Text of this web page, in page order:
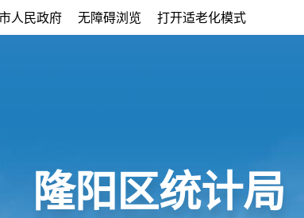
人民政府 无障碍浏览 打开适老化模式
隆阳区统计局